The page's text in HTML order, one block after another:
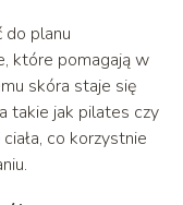
do planu
które pomagają w
skóra staje się
takie jak pilates czy
co korzystnie